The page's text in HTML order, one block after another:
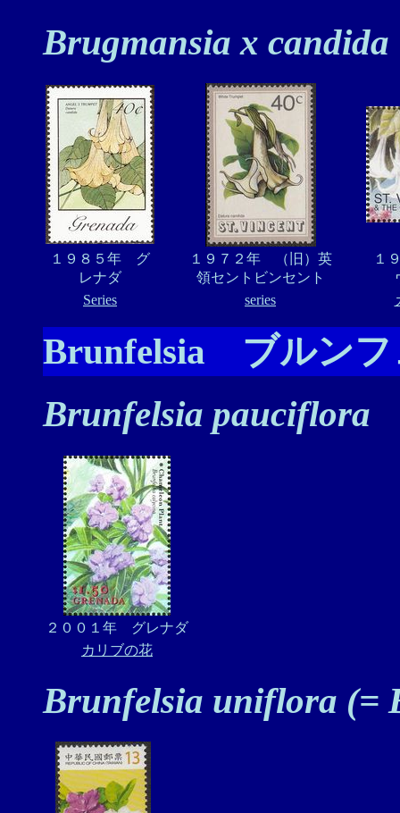
Brugmansia x
１９８５年 グ
レナダ
１９７２年 （旧）英
領セントビンセント
１
Series
series
Brunfelsia ブルンフ
Brunfelsia pauciflora
２００１年 グレナダ
カリブの花
Brunfelsia uniflora (=